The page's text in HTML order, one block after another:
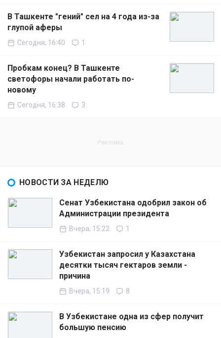
В Ташкенте "гений" сел на 4 года из-за
глупой аферы
Сегодня, 16:40 1
Пробкам конец? В Ташкенте
светофоры начали работать по-
новому
Сегодня, 16:38 3
НОВОСТИ ЗА НЕДЕЛЮ
Сенат Узбекистана одобрил закон об
Администрации президента
Вчера, 15:22 1
Узбекистан запросил у Казахстана
десятки тысяч гектаров земли -
причина
Вчера, 15:19 8
В Узбекистане одна из сфер получит
большую пенсию